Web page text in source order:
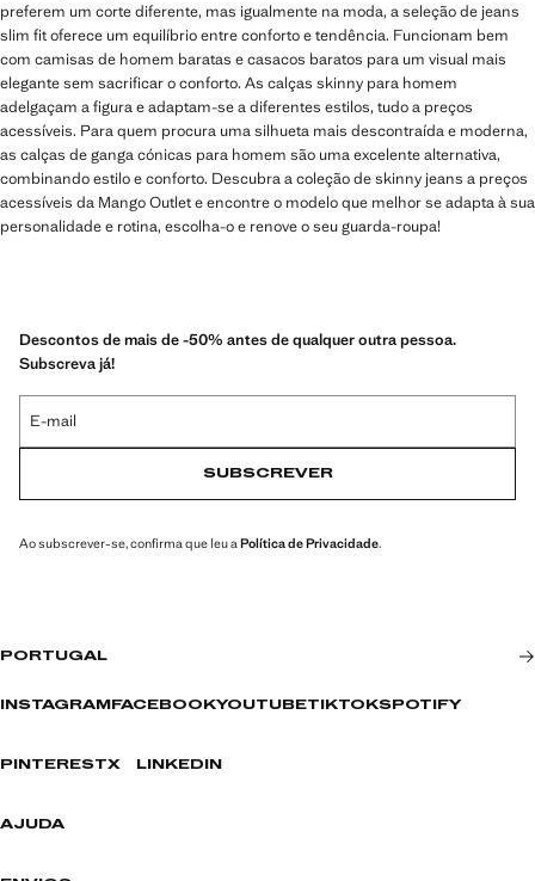
preferem um corte diferente, mas igualmente na moda, a seleção de jeans
slim fit oferece um equilíbrio entre conforto e tendência. Funcionam bem
com camisas de homem baratas e casacos baratos para um visual mais
elegante sem sacrificar o conforto. As calças skinny para homem
adelgaçam a figura e adaptam-se a diferentes estilos, tudo a preços
acessíveis. Para quem procura uma silhueta mais descontraída e moderna,
as calças de ganga cónicas para homem são uma excelente alternativa,
combinando estilo e conforto. Descubra a coleção de skinny jeans a preços
acessíveis da Mango Outlet e encontre o modelo que melhor se adapta à sua
personalidade e rotina, escolha-o e renove o seu guarda-roupa!
Descontos de mais de -50% antes de qualquer outra pessoa.
Subscreva já!
E-mail
SUBSCREVER
Ao subscrever-se, confirma que leu a Política de Privacidade.
PORTUGAL
INSTAGRAM FACEBOOKYOUTUBETIKTOKSPOTIFY
PINTERESTX LINKEDIN
AJUDA